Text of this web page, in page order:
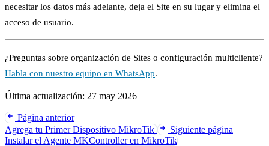
necesitar los datos más adelante, deja el Site en su lugar y elimina el
acceso de usuario.
¿Preguntas sobre organización de Sites o configuración multicliente?
Habla con nuestro equipo en WhatsApp.
Última actualización: 27 may 2026
Página anterior
Agrega tu Primer Dispositivo MikroTik
Siguiente página
Instalar el Agente MKController en MikroTik